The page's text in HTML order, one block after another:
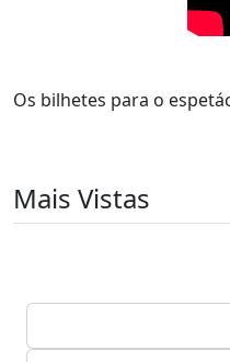
Os bilhetes para o
Mais Vistas